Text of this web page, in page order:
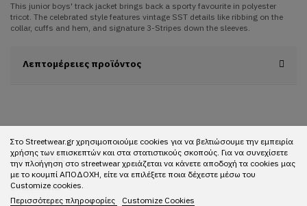
This junior boys' track jacket brings back a sporty favourite in polyester
tricot. The celebrated style features vintage SST details like ribbing on the
collar, cuffs and hem, and signature 3-Stripes down the sleeves.
Λεπτομέρειες προϊόντος
Πληροφορίες
Επικοινωνία
Στο Streetwear.gr χρησιμοποιούμε cookies για να βελτιώσουμε την εμπειρία
χρήσης των επισκεπτών και στα στατιστικούς σκοπούς. Για να συνεχίσετε
την πλοήγηση στο streetwear χρειάζεται να κάνετε αποδοχή τα cookies μας
με το κουμπί ΑΠΟΔΟΧΗ, είτε να επιλέξετε ποια δέχεστε μέσω του
Customize cookies.
Περισσότερες πληροφορίες
Customize Cookies